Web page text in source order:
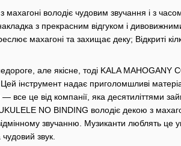
махагоні володіє чудовим звучання і з
з прекрасним відгуком і
махагоні та захищає деку; Відкриті
але якісне, тоді KALA MAHOGANY
інструмент надає приголомшливі
все це від компанії, яка десятиліттями
NO BINDING володіє декою з
звучанню. Музиканти люблять це
чудовий звук.